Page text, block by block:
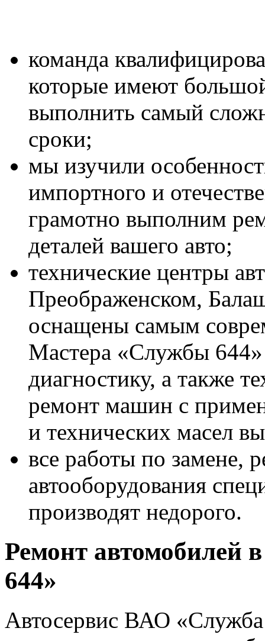
команда
которые имеют
выполнить самый
сроки;
мы изучили
импортного и
грамотно выполним
деталей вашего авто;
технические центры
Преображенском,
оснащены самым
Мастера «Службы
диагностику, а также
ремонт машин с
и технических масел
все работы по замене,
автооборудования
производят недорого.
Ремонт автомобилей
644»
Автосервис ВАО «Служба